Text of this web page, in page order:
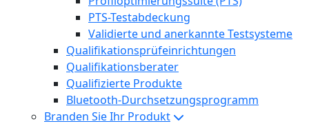
PTS-Testabdeckung
Validierte und anerkannte Testsysteme
Qualifikationsprüfeinrichtungen
Qualifikationsberater
Qualifizierte Produkte
Bluetooth-Durchsetzungsprogramm
Branden Sie Ihr Produkt